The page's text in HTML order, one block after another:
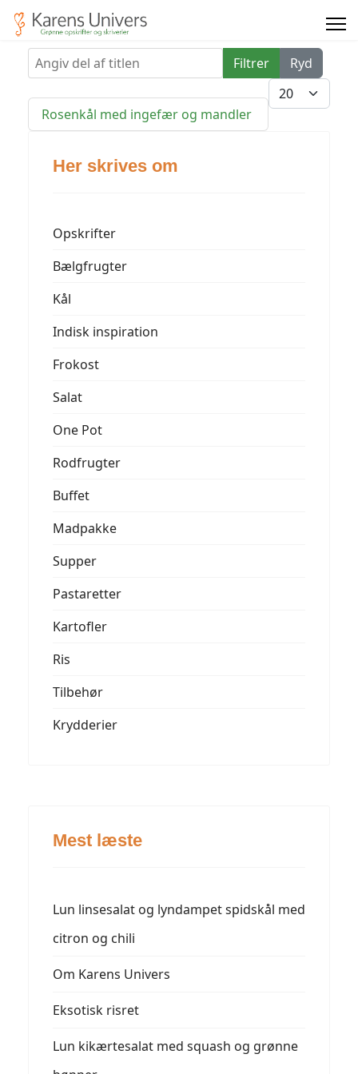
Angiv del af titlen Filtrer
Ryd
Vis #
Rosenkål med ingefær og mandler
Her skrives om
Opskrifter
Bælgfrugter
Kål
Indisk inspiration
Frokost
Salat
One Pot
Rodfrugter
Buffet
Madpakke
Supper
Pastaretter
Kartofler
Ris
Tilbehør
Krydderier
Mest læste
Lun linsesalat og lyndampet spidskål med
citron og chili
Om Karens Univers
Eksotisk risret
Lun kikærtesalat med squash og grønne